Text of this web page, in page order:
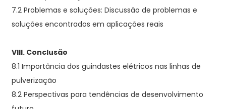
7.2 Problemas e soluções: Discussão de problemas e
soluções encontrados em aplicações reais
VIII. Conclusão
8.1 Importância dos guindastes elétricos nas linhas de
pulverização
8.2 Perspectivas para tendências de desenvolvimento